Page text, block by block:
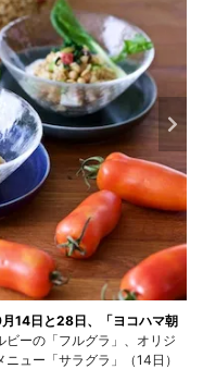
14日と28日、「ヨコハマ朝
ビーの「フルグラ」、オリジ
ュー「サラグラ」（14日）